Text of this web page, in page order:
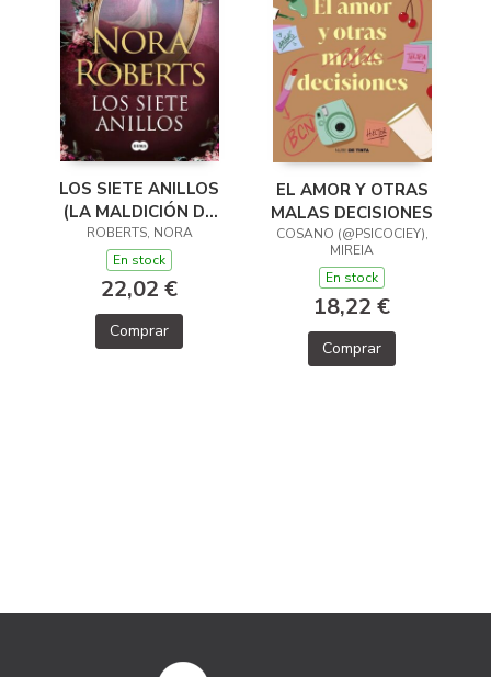
LOS SIETE ANILLOS
(LA MALDICIÓN DE
LAS SIETE NOVIAS
3)
ROBERTS, NORA
En stock
22,02 €
Comprar
EL AMOR Y OTRAS
MALAS DECISIONES
COSANO (@PSICOCIEY),
MIREIA
En stock
18,22 €
Comprar